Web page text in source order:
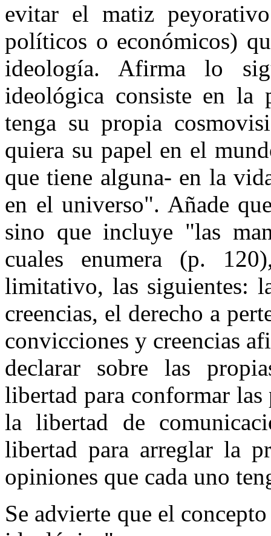
evitar el matiz
políticos o económicos)
ideología. Afirma lo
ideológica consiste en la
tenga su propia
quiera su papel en el
que tiene alguna- en la
en el universo". Añade
sino que incluye "las
cuales enumera (p.
limitativo, las siguientes:
creencias, el derecho a
convicciones y creencias
declarar sobre las
libertad para conformar
la libertad de
libertad para arreglar la
opiniones que cada uno
Se advierte que el